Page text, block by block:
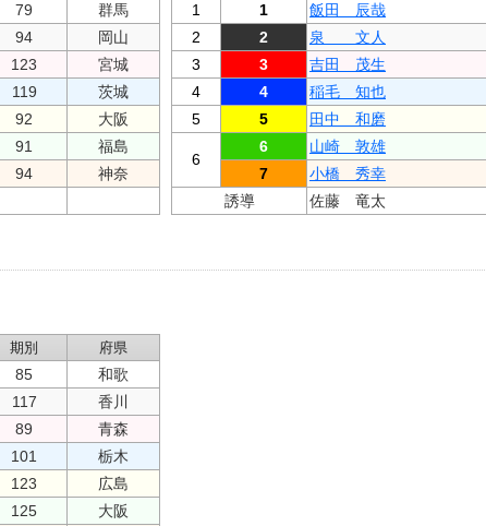
79
群馬
94
岡山
123
宮城
119
茨城
92 大阪
91
福島
94
神奈
1 1 飯田 辰哉
2
2 泉 文人
3
3 吉田 茂生
4
4 稲毛 知也
5
5 田中 和磨
6
6 山崎 敦雄
7
小橋 秀幸
誘導
佐藤 竜太
期別 府県
85
和歌
117
香川
89
青森
101
栃木
123 広島
125 大阪